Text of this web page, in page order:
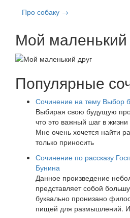
Про собаку →
Мой маленький
Популярные
Сочинение на тему Выбор
Выбирая свою будущую
что это важный шаг в
Мне очень хочется найти
только приносить
Сочинение по рассказу
Бунина
Данное произведение
представляет собой
буквально пронизано
пищей для размышлений.